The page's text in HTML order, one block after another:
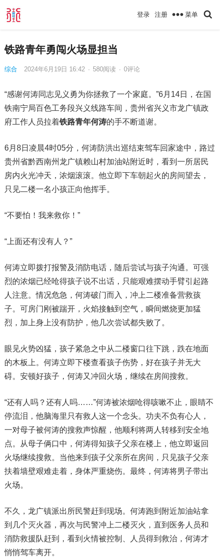
登录 注册 菜单
铁路青年勇闯火场显担当
综合 2024年6月19日 16:42 · 580阅读 · 0评论
“感谢何涛同志见义勇为你拯救了一个家庭。”6月14日，在国
铁南宁局百色工务段兴义线路车间，贵州省兴义市龙广镇政
府工作人员拉着铁路青年何涛的手不断道谢。
6月8日凌晨4时05分，何涛防洪出巡结束驾车回家途中，路过
贵州省黔西南州龙广镇赖山村加油站附近时，看到一所居民
房内火光冲天，浓烟滚滚。他立即下车朝起火的房间望去，
只见二楼一名小孩正向他挥手。
“不要怕！我来救你！”
“上面还有没有人？”
何涛立即拨打报警及消防电话，随后尝试与孩子沟通。可强
烈的浓烟已经呛得孩子说不出话，只能艰难摆动手臂引起路
人注意。情况危急，何涛破门而入，冲上二楼准备营救孩
子。可房门刚被踹开，火焰接触到空气，瞬间燃烧更加猛
烈，加上身上没有防护，他几次尝试都失败了。
眼见火势凶猛，孩子紧急之中从二楼窗口往下跳，跌在地面
的木板上。何涛立即下楼查看孩子伤势，好在孩子并无大
碍。安顿好孩子，何涛又冲回火场，继续在房间搜救。
“还有人吗？还有人吗……”何涛被浓烟呛得咳嗽不止，眼睛不
停流泪，他脑海里只有救人这一个念头。功夫不负有心人，
一对母子被何涛的搜救声惊醒，他顺利将两人转移到安全地
点。从母子俩口中，何涛得知孩子父亲在楼上，他立即返回
火场继续搜救。当他来到孩子父亲所在房间，只见孩子父亲
扶着墙壁艰难走着，身体严重烧伤。最终，何涛将男子带出
火场。
不久，龙广镇派出所民警赶到现场。何涛跑到附近加油站拿
到几个灭火器，再次与民警冲上二楼灭火，直到医务人员和
消防救援队赶到，看到火情被控制、人员得到救治，何涛才
悄悄驾车离开。